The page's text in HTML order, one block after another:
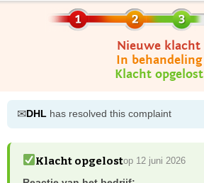
Nieuwe klacht
In behandeling
Klacht opgelost
✉DHL has resolved this complaint
Klacht opgelostop 12 juni 2026